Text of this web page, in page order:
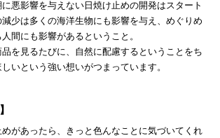
悪影響を与えない日焼け止めの開発はスタート
少は多くの海洋生物にも影響を与え、めぐりめ
間にも影響があるということ。
を見るたびに、自然に配慮するということをち
いという強い想いがつまっています。
があったら、きっと色んなことに気づいてくれ